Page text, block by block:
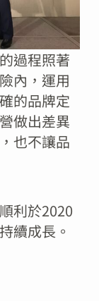
過程照著
內，運用
的品牌定
做出差異
也不讓品
利於2020
續成長。